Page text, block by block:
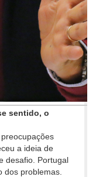
sentido, o
a ideia de
desafio. Portugal
dos problemas.